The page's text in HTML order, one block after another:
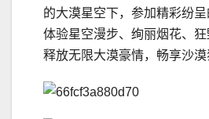
的大漠星空下，参加精彩纷呈
体验星空漫步、绚丽烟花、
释放无限大漠豪情，畅享沙漠